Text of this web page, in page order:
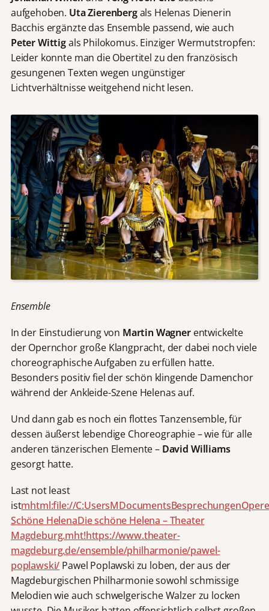
aufgehoben. Uta Zierenbergals Helenas Dienerin
Bacchis ergänzte das Ensemble passend, wie auch
PeterWittigals Philokomus. Einziger Wermutstropfen:
Leider konnte man die Obertitel zu den französisch
gesungenen Texten wegen ungünstiger
Lichtverhältnisse weitgehend nicht lesen.
Ensemble
In der Einstudierung von Martin Wagnerentwickelte
der Opernchor große Klangpracht, der dabei noch viele
choreographische Aufgaben zu erfüllen hatte.
Besonders positiv fiel der schön klingende Damenchor
während der Ankleide-Szene Helenas auf.
Und dann gab es noch ein flottes Tanzensemble, für
dessen äußerst lebendige Choreographie – wie für alle
anderen tänzerischen Elemente – David Williams
gesorgt hatte.
Last not least
istmhtml:file://
Schöne HelenaDie schöne Helena – Theater
Magdeburg.mht!https://www.theater-
magdeburg.de/ensemble/philharmonie/pawel-
poplawski/ Pawel Poplawski zu loben, der aus der
Magdeburgischen Philharmonie sowohl schmissige
Melodien wie auch schwelgerische Walzer zu locken